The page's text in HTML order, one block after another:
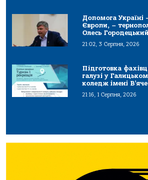
Допомога Україні
Європи, –
Олесь Городецький
21:02, 3 Серпня, 2026
Підготовка
галузі у
коледж імені
21:16, 1 Серпня, 2026